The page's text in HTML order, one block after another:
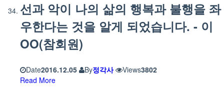
선과 악이 나의 삶의 행복과 불행을 좌
우한다는 것을 알게 되었습니다. - 이
OO(참회원)
Date2016.12.05 By정각사 Views3802
Read More